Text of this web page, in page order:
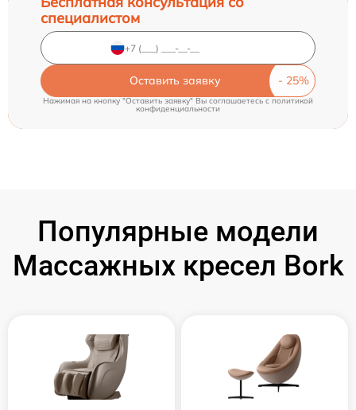
специалистом
Оставить заявку
Нажимая на кнопку "Оставить заявку" Вы соглашаетесь cполитикой
конфиденциальности
Популярные модели
Массажных кресел Bork